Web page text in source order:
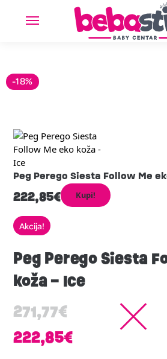
Peg Perego Siesta Follow Me
222,85€ Kupi!
Akcija!
Peg Perego Siesta
koža – Ice
271,77€
222,85€
-18%